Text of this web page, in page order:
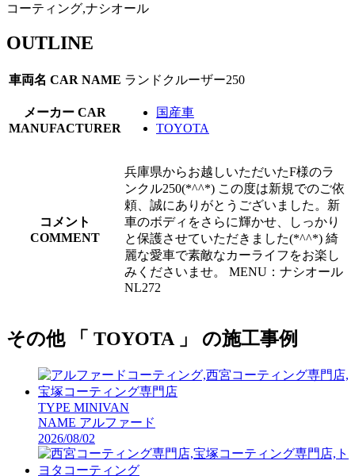
OUTLINE
車両名 CAR NAME ランドクルーザー250
メーカー CAR
MANUFACTURER
国産車
TOYOTA
コメント
COMMENT
兵庫県からお越しいただいたF様のラ
ンクル250(*^^*) この度は新規でのご依
頼、誠にありがとうございました。新
車のボディをさらに輝かせ、しっかり
と保護させていただきました(*^^*) 綺
麗な愛車で素敵なカーライフをお楽し
みくださいませ。 MENU：ナシオール
NL272
その他 「 TOYOTA 」 の施工事例
TYPE MINIVAN
NAME アルファード
2026/08/02